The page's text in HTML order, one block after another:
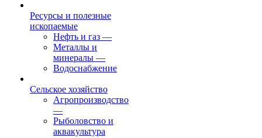
Ресурсы и полезные
ископаемые
Нефть и газ —
Металлы и
минералы —
Водоснабжение
Сельское хозяйство
Агропроизводство
—
Рыболовство и
аквакультура